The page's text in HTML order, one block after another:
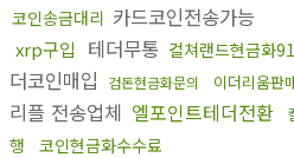
코인송금대리 카드코인전송가능
xrp구입 테더무통 컬쳐랜드현금화
더코인매입
검돈현금화문의 이더리움판
리플 전송업체 엘포인트테더전환
행
코인현금화수수료